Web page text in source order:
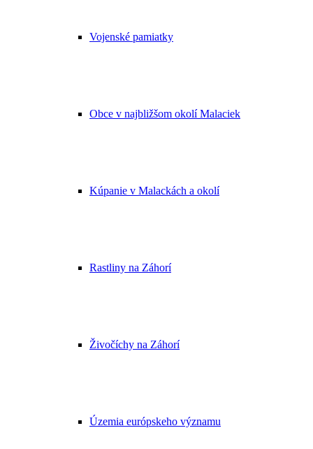
Vojenské pamiatky
Obce v najbližšom okolí Malaciek
Kúpanie v Malackách a okolí
Rastliny na Záhorí
Živočíchy na Záhorí
Územia európskeho významu